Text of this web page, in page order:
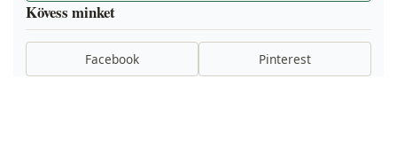
Kövess minket
Facebook Pinterest